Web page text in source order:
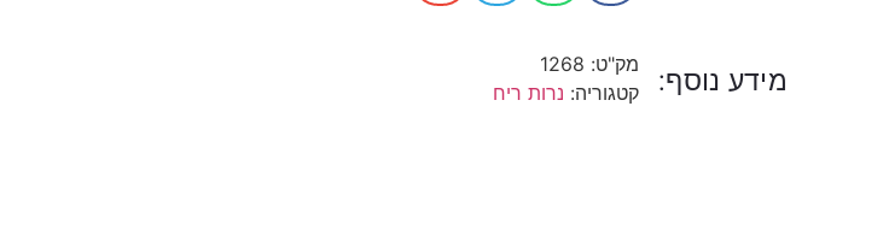
מידע נוסף:
מק"ט: 1268
קטגוריה: נרות ריח